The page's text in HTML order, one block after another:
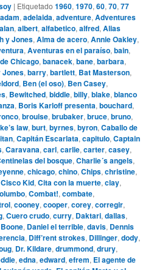
| Etiquetado 1960,1970,60,70,77
adam,adelaida,adventure,Adventures
alan,albert,alfabetico,alfred,Alias
y Jones,Alma de acero,Annie Oakley,
,Aventuras en el paraíso,bain,
Chicago,banacek,bane,barbara,
Jones,barry,bartlett, Bat Masterson,
, Ben (el oso), Ben Casey,
, Bewitched,biddle,billy,blake,blanco
, Boris Karloff presenta,bouchard,
,brouise,brubaker,bruce,bruno,
law,burt,byrnes,byron,Caballo de
,Capitán Escarlata,capitulo,Captain
,Caravana,carl,carlie,carter,casey,
del bosque,Charlie´s angels,
,chicago,chino,Chips,christine,
Cisco Kid,Cita con la muerte,clay,
,Combat!,combate,
,cooney,cooper,corey,corregir,
,Cuero crudo,curry, Daktari,dallas,
, Daniel el terrible,davis, Dennis
, Diff’rent strokes, Dillinger,dody,
, Dr. Kildare,drummond,drury,
,edna,edward,efrem, El agente de